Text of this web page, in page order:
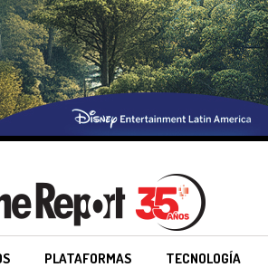
PLATAFORMAS TECNOLOGÍA